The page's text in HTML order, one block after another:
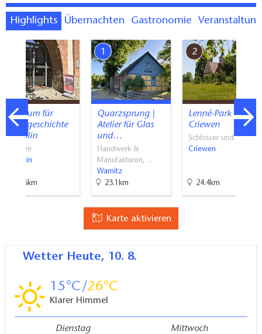
Highlights Übernachten Gastronomie
Museum für
Stadtgeschichte
Templin
Museen
Templin
56.6km
1
Quarzsprung |
Atelier für Glas
und…
Handwerk &
Manufakturen, …
Warnitz
23.1km
2
Lenné-Park
Criewen
Schlösser und Parks
Criewen
24.4km
Karte aktivieren
Wetter Heute, 10. 8.
15 26
Klarer Himmel
Dienstag Mittwoch